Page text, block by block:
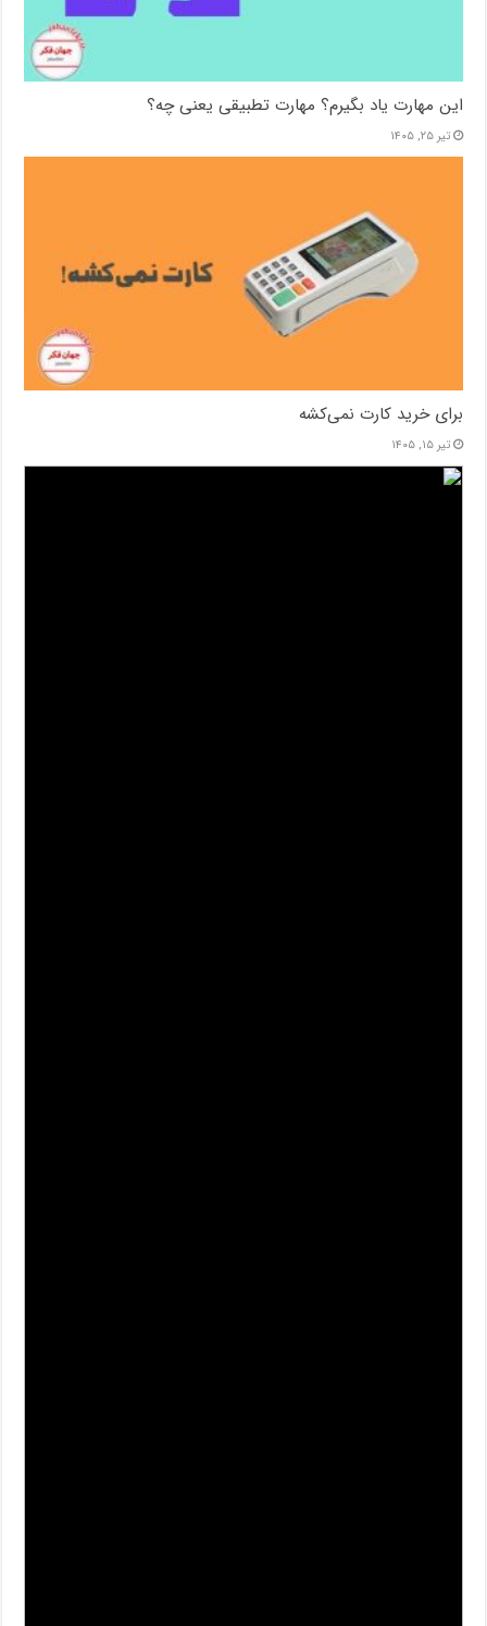
این مهارت یاد بگیرم؟ مهارت تطبیقی یعنی چه؟
تیر ۲۵, ۱۴۰۵
برای خرید کارت نمی‌‌کشه
تیر ۱۵, ۱۴۰۵